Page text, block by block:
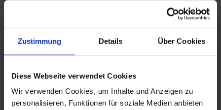
Zustimmung Details Über Cookies
Diese Webseite verwendet Cookies
Wir verwenden Cookies, um Inhalte und Anzeigen zu
personalisieren, Funktionen für soziale Medien anbieten
Energiekostensteigerungen von mehr als 25 Prozent
finanzielle Unterstützung beantragen. Diese Hilfen
haben insgesamt 248 Sportvereine in Anspruch
genommen. Nach Abschluss des
Bewilligungsverfahrens wurden insgesamt 342.275,55
LSB Sachsen-Anhalt an Neuerungen im Jahr 2024?